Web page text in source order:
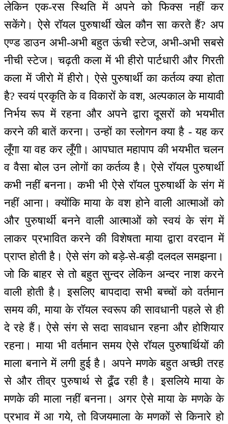
लेकिन एक-रस स्थिति में अपने को फिक्स नहीं कर
सकेंगे। ऐसे रॉयल पुरुषार्थी खेल कौन सा करते हैं? अप
एण्ड डाउन अभी-अभी बहुत ऊंची स्टेज, अभी-अभी सबसे
नीची स्टेज। चढ़ती कला में भी हीरो पार्टधारी और गिरती
कला में जीरो में हीरो। ऐसे पुरुषार्थी का कर्तव्य क्या होता
है? स्वयं प्रकृति के व विकारों के वश, अल्पकाल के मायावी
निर्भय रूप में रहना और अपने द्वारा दूसरों को भयभीत
करने की बातें करना। उन्हों का स्लोगन क्या है - यह कर
लूँगा या वह कर लूँगी। आपघात महापाप की भयभीत चलन
व वैसा बोल उन लोगों का कर्तव्य है। ऐसे रॉयल पुरुषार्थी
कभी नहीं बनना। कभी भी ऐसे रॉयल पुरुषार्थी के संग में
नहीं आना। क्योंकि माया के वश होने वाली आत्माओं को
और पुरुषार्थी बनने वाली आत्माओं को स्वयं के संग में
लाकर प्रभावित करने की विशेषता माया द्वारा वरदान में
प्राप्त होती है। ऐसे संग को बड़े-से-बड़ी दलदल समझना।
जो कि बाहर से तो बहुत सुन्दर लेकिन अन्दर नाश करने
वाली होती है। इसलिए बापदादा सभी बच्चों को वर्तमान
समय की, माया के रॉयल स्वरूप की सावधानी पहले से ही
दे रहे हैं। ऐसे संग से सदा सावधान रहना और होशियार
रहना। माया भी वर्तमान समय ऐसे रॉयल पुरुषार्थियों की
माला बनाने में लगी हुई है। अपने मणके बहुत अच्छी तरह
से और तीव्र पुरुषार्थ से ढूँढ रही है। इसलिये माया के
मणके की माला नहीं बनना। अगर ऐसे माया के मणके के
प्रभाव में आ गये, तो विजयमाला के मणकों से किनारे हो